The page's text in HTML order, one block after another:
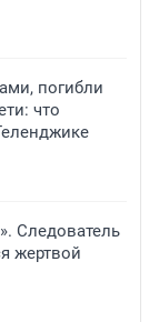
погибли
что
Следователь
жертвой